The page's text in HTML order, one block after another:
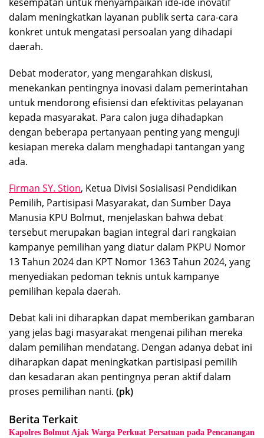
dalam meningkatkan layanan publik serta cara-cara
konkret untuk mengatasi persoalan yang dihadapi
daerah.
Debat moderator, yang mengarahkan diskusi,
menekankan pentingnya inovasi dalam pemerintahan
untuk mendorong efisiensi dan efektivitas pelayanan
kepada masyarakat. Para calon juga dihadapkan
dengan beberapa pertanyaan penting yang menguji
kesiapan mereka dalam menghadapi tantangan yang
ada.
Firman SY. Stion, Ketua Divisi Sosialisasi Pendidikan
Pemilih, Partisipasi Masyarakat, dan Sumber Daya
Manusia KPU Bolmut, menjelaskan bahwa debat
tersebut merupakan bagian integral dari rangkaian
kampanye pemilihan yang diatur dalam PKPU Nomor
13 Tahun 2024 dan KPT Nomor 1363 Tahun 2024, yang
menyediakan pedoman teknis untuk kampanye
pemilihan kepala daerah.
Debat kali ini diharapkan dapat memberikan gambaran
yang jelas bagi masyarakat mengenai pilihan mereka
dalam pemilihan mendatang. Dengan adanya debat ini
diharapkan dapat meningkatkan partisipasi pemilih
dan kesadaran akan pentingnya peran aktif dalam
proses pemilihan nanti. (pk)
Berita Terkait
Kapolres Bolmut Ajak Warga Perkuat Persatuan pada Pencanangan